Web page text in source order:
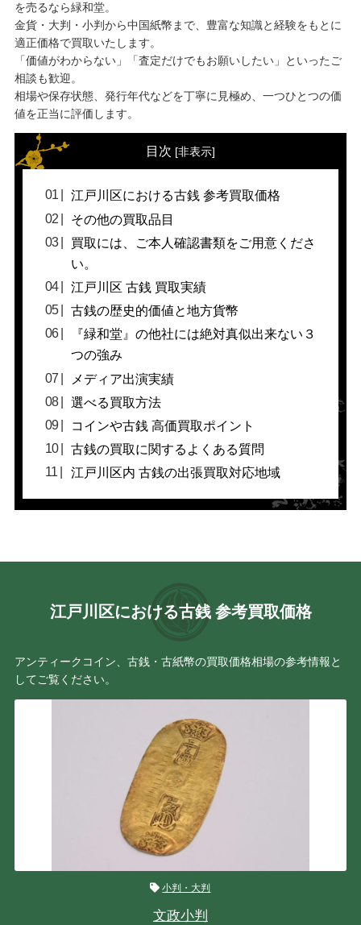
を売るなら緑和堂。
金貨・大判・小判から中国紙幣まで、豊富な知識と経験をもとに
適正価格で買取いたします。
「価値がわからない」「査定だけでもお願いしたい」といったご
相談も歓迎。
相場や保存状態、発行年代などを丁寧に見極め、一つひとつの価
値を正当に評価します。
目次 [非表示]
江戸川区における古銭 参考買取価格
その他の買取品目
買取には、ご本人確認書類をご用意くださ
い。
江戸川区 古銭 買取実績
古銭の歴史的価値と地方貨幣
『緑和堂』の他社には絶対真似出来ない３
つの強み
メディア出演実績
選べる買取方法
コインや古銭 高価買取ポイント
古銭の買取に関するよくある質問
江戸川区内 古銭の出張買取対応地域
江戸川区における古銭 参考買取価格
アンティークコイン、古銭・古紙幣の買取価格相場の参考情報と
してご覧ください。
小判・大判
文政小判